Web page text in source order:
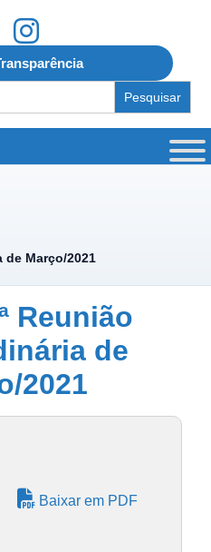
de Março/2021
Reunião
de
2021
Baixar em PDF